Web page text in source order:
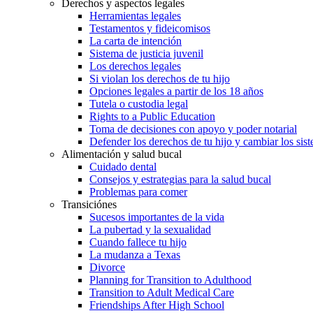
Derechos y aspectos legales
Herramientas legales
Testamentos y fideicomisos
La carta de intención
Sistema de justicia juvenil
Los derechos legales
Si violan los derechos de tu hijo
Opciones legales a partir de los 18 años
Tutela o custodia legal
Rights to a Public Education
Toma de decisiones con apoyo y poder notarial
Defender los derechos de tu hijo y cambiar los
Alimentación y salud bucal
Cuidado dental
Consejos y estrategias para la salud bucal
Problemas para comer
Transiciónes
Sucesos importantes de la vida
La pubertad y la sexualidad
Cuando fallece tu hijo
La mudanza a Texas
Divorce
Planning for Transition to Adulthood
Transition to Adult Medical Care
Friendships After High School